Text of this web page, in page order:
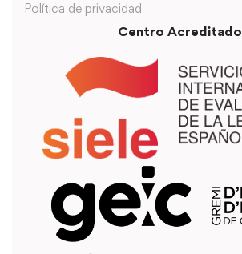
Política de privacidad
Centro Acreditado